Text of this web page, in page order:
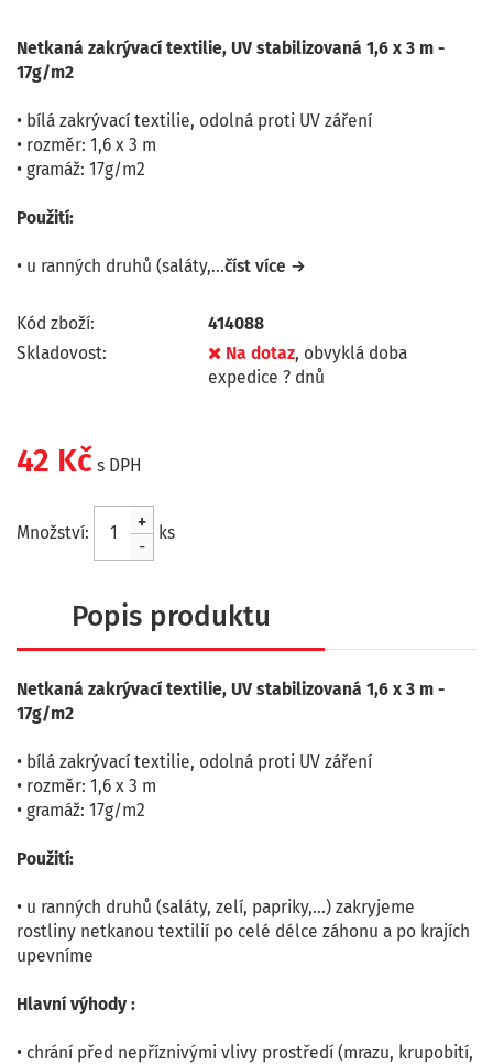
Netkaná zakrývací textilie, UV stabilizovaná 1,6 x 3 m -
17g/m2
• bílá zakrývací textilie, odolná proti UV záření
• rozměr: 1,6 x 3 m
• gramáž: 17g/m2
Použití:
• u ranných druhů (saláty,...číst více →
Kód zboží:
414088
Skladovost:
Na dotaz, obvyklá doba
expedice ? dnů
42 Kč s DPH
Množství:
-
+
ks
Popis produktu
Netkaná zakrývací textilie, UV stabilizovaná 1,6 x 3 m -
17g/m2
• bílá zakrývací textilie, odolná proti UV záření
• rozměr: 1,6 x 3 m
• gramáž: 17g/m2
Použití:
• u ranných druhů (saláty, zelí, papriky,...) zakryjeme
rostliny netkanou textilií po celé délce záhonu a po krajích
upevníme
Hlavní výhody :
• chrání před nepříznivými vlivy prostředí (mrazu, krupobití,